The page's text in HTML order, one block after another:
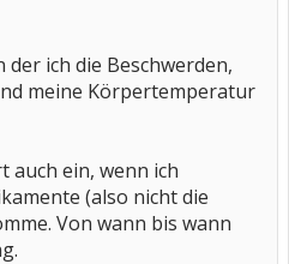
ich die Beschwerden,
meine Körpertemperatur
auch ein, wenn ich
(also nicht die
Von wann bis wann